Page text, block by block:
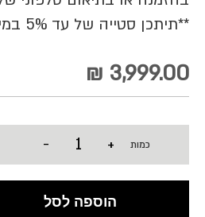
**תיתכן סטייה של עד 5% במידות המוצר
3,999.00 ₪
כמות +
-
הוספה לסל